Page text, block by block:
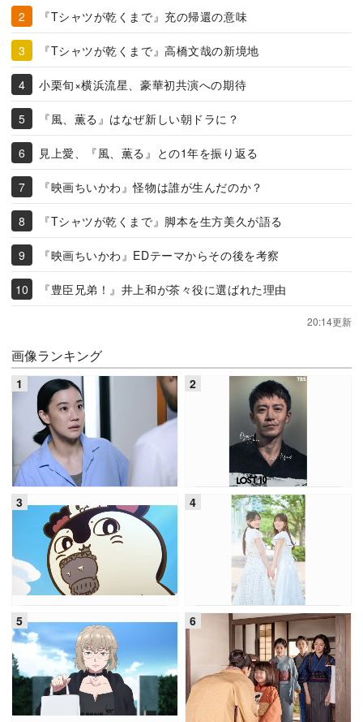
『Tシャツが乾くまで』充の帰還の意味
『Tシャツが乾くまで』高橋文哉の新境地
小栗旬×横浜流星、豪華初共演への期待
『風、薫る』はなぜ新しい朝ドラに？
見上愛、『風、薫る』との1年を振り返る
『映画ちいかわ』怪物は誰が生んだのか？
『Tシャツが乾くまで』脚本を生方美久が語る
『映画ちいかわ』EDテーマからその後を考察
『豊臣兄弟！』井上和が茶々役に選ばれた理由
20:14更新
画像ランキング